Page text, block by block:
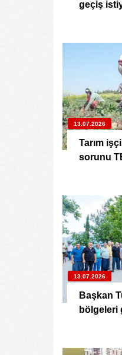
geçiş
13.07.2026
Tarım
sorunu
13.07.2026
Başkan
bölgeleri